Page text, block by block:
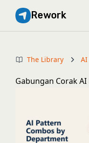
Rework
The Library
Gabungan Corak